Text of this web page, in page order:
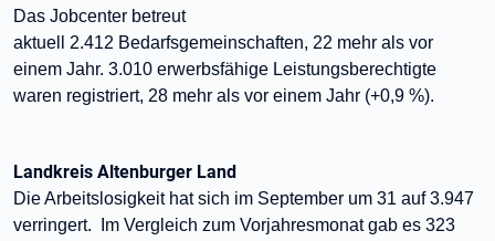
Das Jobcenter betreut
aktuell 2.412 Bedarfsgemeinschaften, 22 mehr als vor
einem Jahr. 3.010 erwerbsfähige Leistungsberechtigte
waren registriert, 28 mehr als vor einem Jahr (+0,9 %).
Landkreis Altenburger Land
Die Arbeitslosigkeit hat sich im September um 31 auf 3.947
verringert. Im Vergleich zum Vorjahresmonat gab es 323